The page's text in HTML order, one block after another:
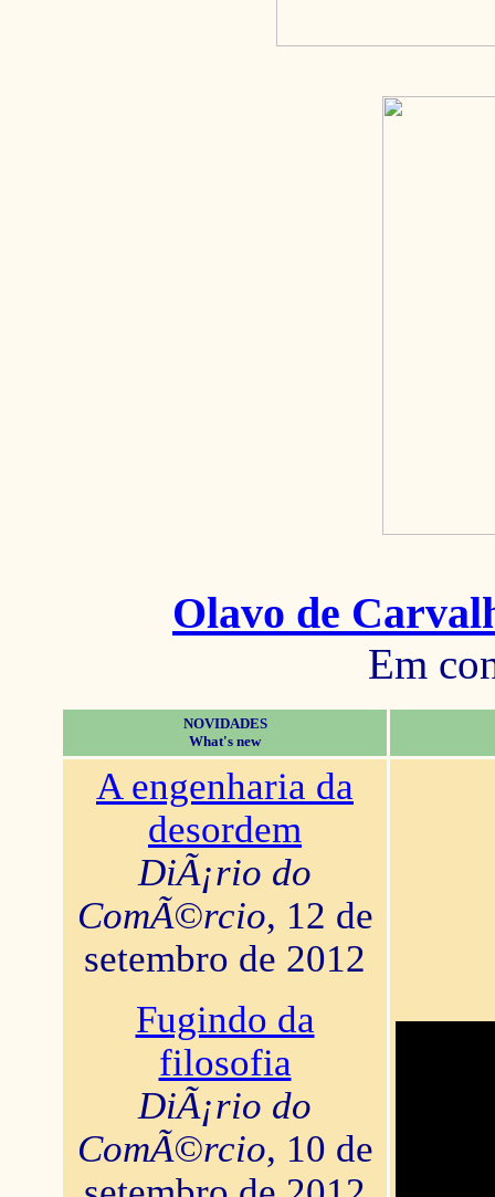
Olavo de
Em
NOVIDADES
What's new
A engenharia da
desordem
DiÃ¡rio do
ComÃ©rcio, 12 de
setembro de 2012
Fugindo da
filosofia
DiÃ¡rio do
ComÃ©rcio, 10 de